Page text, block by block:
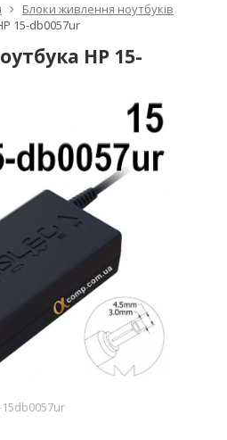
Блоки живлення ноутбуків
15-db0057ur
HP 15-
15db0057ur